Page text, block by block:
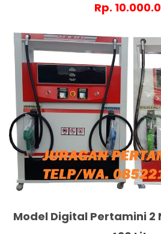
Rp.
Model Digital Pertamini 2